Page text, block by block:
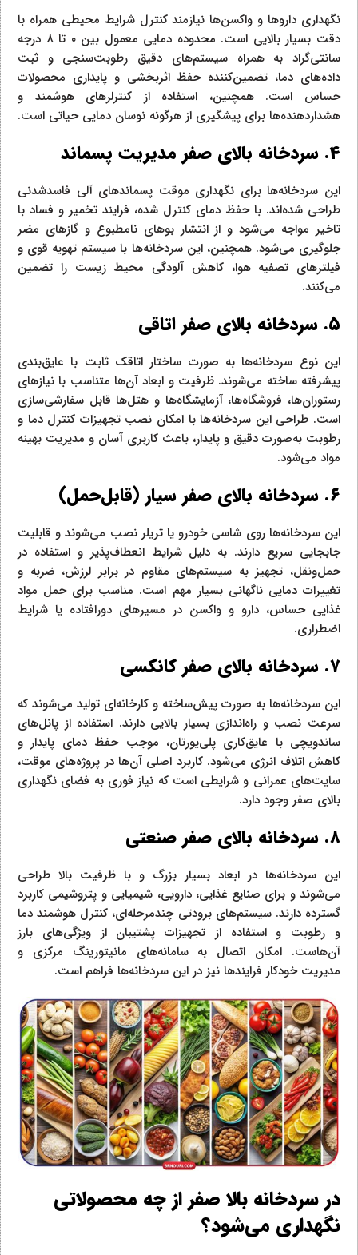
نگهداری داروها و واکسن‌ها نیازمند کنترل شرایط محیطی همراه با
دقت بسیار بالایی است. محدوده دمایی معمول بین ۰ تا ۸ درجه
سانتی‌گراد به همراه سیستم‌های دقیق رطوبت‌سنجی و ثبت
داده‌های دما، تضمین‌کننده حفظ اثربخشی و پایداری محصولات
حساس است. همچنین، استفاده از کنترلرهای هوشمند و
هشداردهنده‌ها برای پیشگیری از هرگونه نوسان دمایی حیاتی است.
۴. سردخانه بالای صفر مدیریت پسماند
این سردخانه‌ها برای نگهداری موقت پسماندهای آلی فاسدشدنی
طراحی شده‌اند. با حفظ دمای کنترل شده، فرایند تخمیر و فساد با
تاخیر مواجه می‌شود و از انتشار بوهای نامطبوع و گازهای مضر
جلوگیری می‌شود. همچنین، این سردخانه‌ها با سیستم تهویه قوی و
فیلترهای تصفیه هوا، کاهش آلودگی محیط زیست را تضمین
می‌کنند.
۵. سردخانه بالای صفر اتاقی
این نوع سردخانه‌ها به صورت ساختار اتاقک ثابت با عایق‌بندی
پیشرفته ساخته می‌شوند. ظرفیت و ابعاد آن‌ها متناسب با نیازهای
رستوران‌ها، فروشگاه‌ها، آزمایشگاه‌ها و هتل‌ها قابل سفارشی‌سازی
است. طراحی این سردخانه‌ها با امکان نصب تجهیزات کنترل دما و
رطوبت به‌صورت دقیق و پایدار، باعث کاربری آسان و مدیریت بهینه
مواد می‌شود.
۶. سردخانه بالای صفر سیار (قابل‌حمل)
این سردخانه‌ها روی شاسی خودرو یا تریلر نصب می‌شوند و قابلیت
جابجایی سریع دارند. به دلیل شرایط انعطاف‌پذیر و استفاده در
حمل‌ونقل، تجهیز به سیستم‌های مقاوم در برابر لرزش، ضربه و
تغییرات دمایی ناگهانی بسیار مهم است. مناسب برای حمل مواد
غذایی حساس، دارو و واکسن در مسیرهای دورافتاده یا شرایط
اضطراری.
۷. سردخانه بالای صفر کانکسی
این سردخانه‌ها به صورت پیش‌ساخته و کارخانه‌ای تولید می‌شوند که
سرعت نصب و راه‌اندازی بسیار بالایی دارند. استفاده از پانل‌های
ساندویچی با عایق‌کاری پلی‌یورتان، موجب حفظ دمای پایدار و
کاهش اتلاف انرژی می‌شود. کاربرد اصلی آن‌ها در پروژه‌های موقت،
سایت‌های عمرانی و شرایطی است که نیاز فوری به فضای نگهداری
بالای صفر وجود دارد.
۸. سردخانه بالای صفر صنعتی
این سردخانه‌ها در ابعاد بسیار بزرگ و با ظرفیت بالا طراحی
می‌شوند و برای صنایع غذایی، دارویی، شیمیایی و پتروشیمی کاربرد
گسترده دارند. سیستم‌های برودتی چندمرحله‌ای، کنترل هوشمند دما
و رطوبت و استفاده از تجهیزات پشتیبان از ویژگی‌های بارز
آن‌هاست. امکان اتصال به سامانه‌های مانیتورینگ مرکزی و
مدیریت خودکار فرایندها نیز در این سردخانه‌ها فراهم است.
در سردخانه بالا صفر از چه محصولاتی
نگهداری می‌شود؟